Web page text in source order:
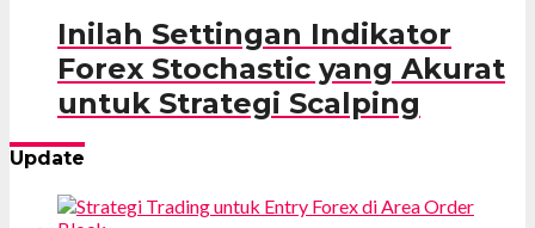
Inilah Settingan Indikator
Forex Stochastic yang Akurat
untuk Strategi Scalping
Update